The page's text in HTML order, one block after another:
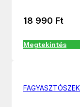
18 990 Ft
Megtekintés